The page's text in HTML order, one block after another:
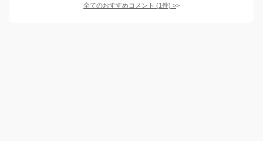
全てのおすすめコメント (1件) >